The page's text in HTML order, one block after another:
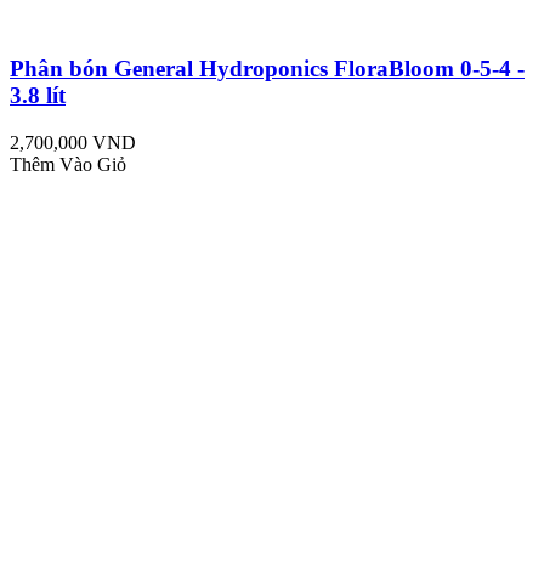
Phân bón General Hydroponics FloraBloom 0-5-4 -
3.8 lít
2,700,000 VND
Thêm Vào Giỏ